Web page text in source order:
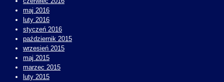
maj 2016
luty 2016
styczeń 2016
październik 2015
wrzesień 2015
maj 2015
marzec 2015
luty 2015